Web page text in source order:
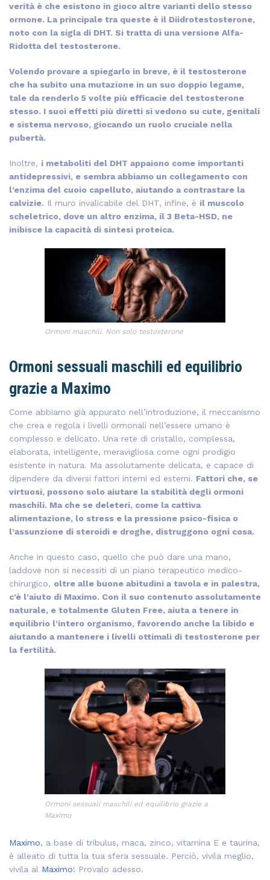
verità è che esistono in gioco altre varianti dello stesso
ormone. La principale tra queste è il Diidrotestosterone,
noto con la sigla di DHT. Si tratta di una versione Alfa-
Ridotta del testosterone.
Volendo provare a spiegarlo in breve, è il testosterone
che ha subito una mutazione in un suo doppio legame,
tale da renderlo 5 volte più efficacie del testosterone
stesso. I suoi effetti più diretti si vedono su cute, genitali
e sistema nervoso, giocando un ruolo cruciale nella
pubertà.
Inoltre, i metaboliti del DHT appaiono come importanti
antidepressivi, e sembra abbiamo un collegamento con
l’enzima del cuoio capelluto, aiutando a contrastare la
calvizie. Il muro invalicabile del DHT, infine, è il muscolo
scheletrico, dove un altro enzima, il 3 Beta-HSD, ne
inibisce la capacità di sintesi proteica.
Ormoni maschili. Non solo testosterone
Ormoni sessuali maschili ed equilibrio
grazie a Maximo
Come abbiamo già appurato nell’introduzione, il meccanismo
che crea e regola i livelli ormonali nell’essere umano è
complesso e delicato. Una rete di cristallo, complessa,
elaborata, intelligente, meravigliosa come ogni prodigio
esistente in natura. Ma assolutamente delicata, e capace di
dipendere da diversi fattori interni ed esterni. Fattori che, se
virtuosi, possono solo aiutare la stabilità degli ormoni
maschili. Ma che se deleteri, come la cattiva
alimentazione, lo stress e la pressione psico-fisica o
l’assunzione di steroidi e droghe, distruggono ogni cosa.
Anche in questo caso, quello che può dare una mano,
laddove non si necessiti di un piano terapeutico medico-
chirurgico, oltre alle buone abitudini a tavola e in palestra,
c’è l’aiuto di Maximo. Con il suo contenuto assolutamente
naturale, e totalmente Gluten Free, aiuta a tenere in
equilibrio l’intero organismo, favorendo anche la libido e
aiutando a mantenere i livelli ottimali di testosterone per
la fertilità.
Ormoni sessuali maschili ed equilibrio grazie a
Maximo
Maximo, a base di tribulus, maca, zinco, vitamina E e taurina,
è alleato di tutta la tua sfera sessuale. Perciò, vivila meglio,
vivila al Maximo! Provalo adesso.